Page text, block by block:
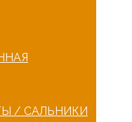
/ САЛЬНИКИ